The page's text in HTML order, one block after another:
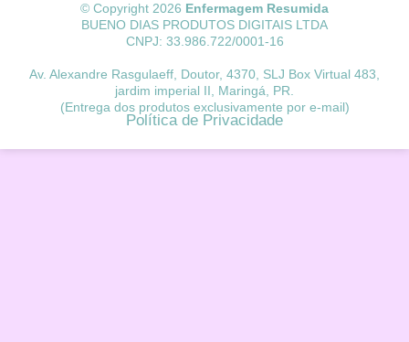
© Copyright 2026 Enfermagem Resumida
BUENO DIAS PRODUTOS DIGITAIS LTDA
CNPJ: 33.986.722/0001-16
Av. Alexandre Rasgulaeff, Doutor, 4370, SLJ Box Virtual 483,
jardim imperial II, Maringá, PR.
(Entrega dos produtos exclusivamente por e-mail)
Política de Privacidade